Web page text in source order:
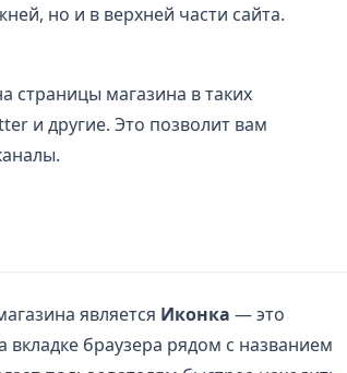
но и в верхней части сайта.
страницы магазина в таких
и другие. Это позволит вам
является Иконка — это
браузера рядом с названием